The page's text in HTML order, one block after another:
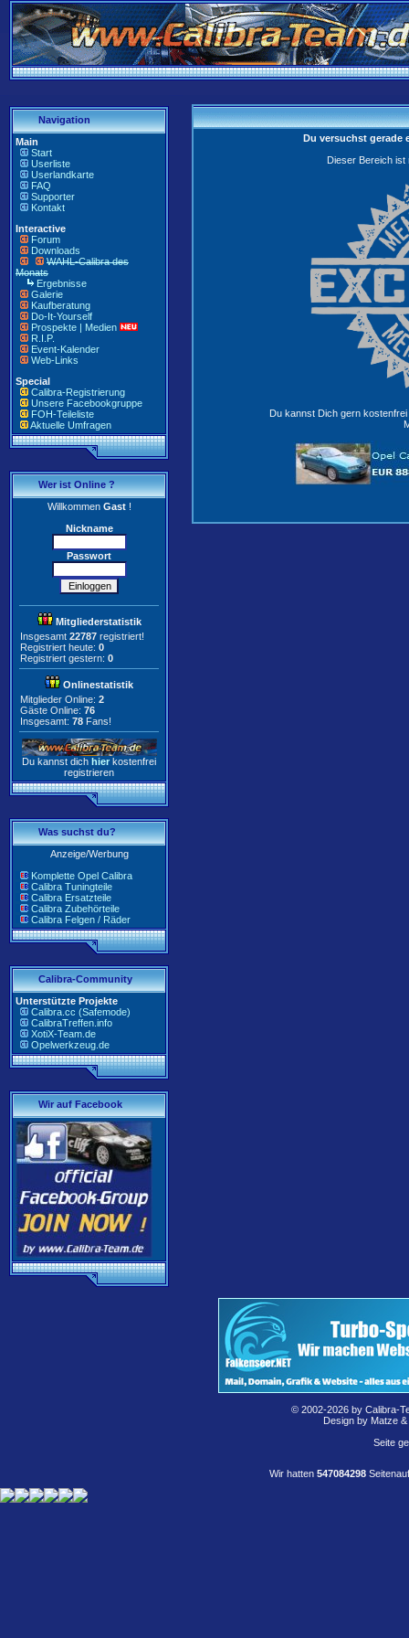
Navigation
Main
Start
Userliste
Userlandkarte
FAQ
Supporter
Kontakt
Interactive
Forum
Downloads
WAHL-Calibra des
Monats
Ergebnisse
Galerie
Kaufberatung
Do-It-Yourself
Prospekte | Medien
R.I.P.
Event-Kalender
Web-Links
Special
Calibra-Registrierung
Unsere Facebookgruppe
FOH-Teileliste
Aktuelle Umfragen
Wer ist Online ?
WillkommenGast!
Nickname
Passwort
Mitgliederstatistik
Insgesamt 22787 registriert!
Registriert heute: 0
Registriert gestern: 0
Onlinestatistik
Mitglieder Online: 2
Gäste Online: 76
Insgesamt: 78 Fans!
Du kannst dich hier kostenfrei
registrieren
Was suchst du?
Anzeige/Werbung
Komplette Opel Calibra
Calibra Tuningteile
Calibra Ersatzteile
Calibra Zubehörteile
Calibra Felgen / Räder
Calibra-Community
Unterstützte Projekte
Calibra.cc (Safemode)
CalibraTreffen.info
XotiX-Team.de
Opelwerkzeug.de
Wir auf Facebook
Du versuchst gerade
Dieser Bereich ist
Du kannst Dich gern kostenfrei
© 2002-2026 by Calibra-
Design by Matze
Seite
Wir hatten 547084298